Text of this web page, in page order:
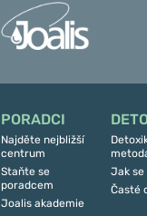
PORADCI
Najděte nejbližší
centrum
Staňte se
poradcem
Joalis akademie
Jak
Časté